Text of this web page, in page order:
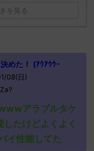
を見る
めた！ (ｱｳｱｳｳｰ
08(日)
アラブルタケ
たけどよくよく
イ性能してた